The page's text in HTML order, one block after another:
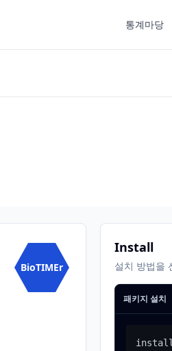
통계마당
BioTIMEr
Install
설치 방법을
패키지 설치